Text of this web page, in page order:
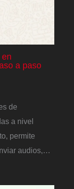
a paso
de
a nivel
permite
audios,…